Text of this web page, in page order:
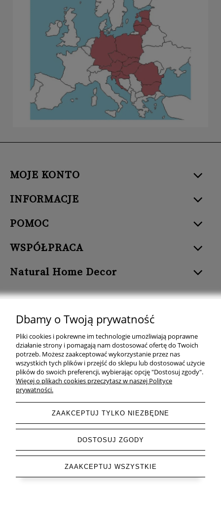
MOJE KONTO
INFORMACJE
POMOC
WSPÓŁPRACA
Natural Home Decor
Natural Home Decor | E-mail: sklep at naturalhomedecor.pl | Tel.:
507 707 299 | NIP: 7971800592 | REGON: 381429127
Copyright © 2026 - Naturalhomedecor.pl
Dbamy o Twoją prywatność
Pliki cookies i pokrewne im technologie umożliwiają poprawne
działanie strony i pomagają nam dostosować ofertę do Twoich
potrzeb. Możesz zaakceptować wykorzystanie przez nas
wszystkich tych plików i przejść do sklepu lub dostosować użycie
plików do swoich preferencji, wybierając opcję "Dostosuj zgody".
Więcej o plikach cookies przeczytasz w naszej Polityce
prywatności.
ZAAKCEPTUJ TYLKO NIEZBĘDNE
DOSTOSUJ ZGODY
ZAAKCEPTUJ WSZYSTKIE